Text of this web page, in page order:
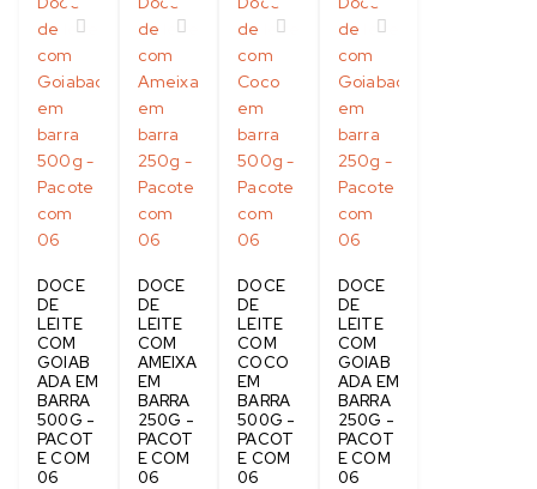
DOCE
DE
LEITE
COM
GOIAB
ADA EM
BARRA
500G -
PACOT
E COM
06
DOCE
DE
LEITE
COM
AMEIXA
EM
BARRA
250G -
PACOT
E COM
06
DOCE
DE
LEITE
COM
COCO
EM
BARRA
500G -
PACOT
E COM
06
DOCE
DE
LEITE
COM
GOIAB
ADA EM
BARRA
250G -
PACOT
E COM
06